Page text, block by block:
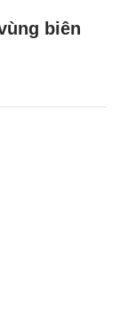
biên